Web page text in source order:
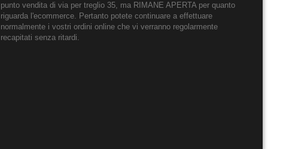
punto vendita di via per treglio 35, ma RIMANE APERTA per quanto
riguarda l'ecommerce. Pertanto potete continuare a effettuare
normalmente i vostri ordini online che vi verranno regolarmente
recapitati senza ritardi.